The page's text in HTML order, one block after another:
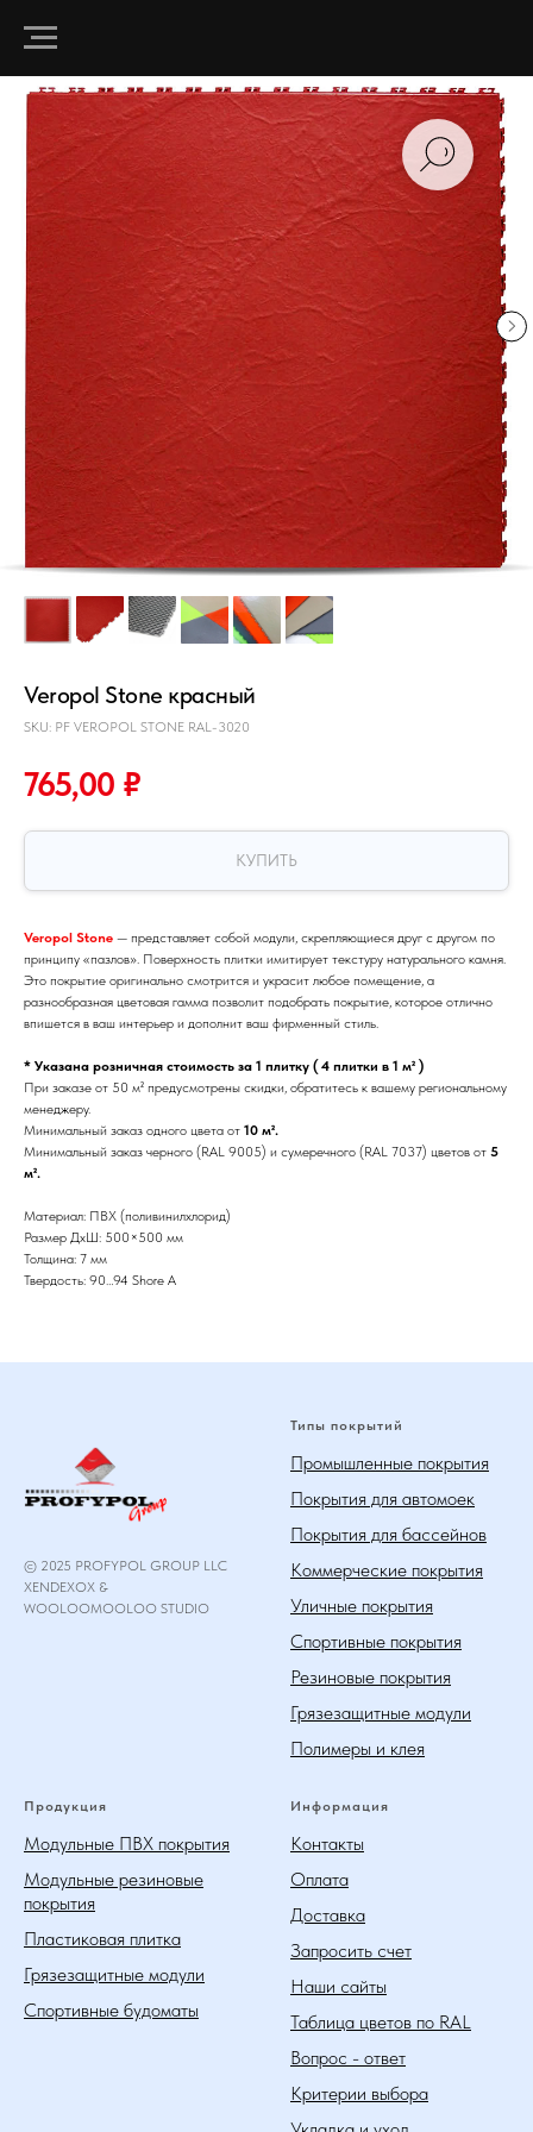
Veropol Stone красный
SKU: PF VEROPOL STONE RAL-3020
765,00 ₽
КУПИТЬ
Veropol Stone — представляет собой модули, скрепляющиеся друг с другом по
принципу «пазлов». Поверхность плитки имитирует текстуру натурального камня.
Это покрытие оригинально смотрится и украсит любое помещение, а
разнообразная цветовая гамма позволит подобрать покрытие, которое отлично
впишется в ваш интерьер и дополнит ваш фирменный стиль.
* Указана розничная стоимость за 1 плитку ( 4 плитки в 1 м² )
При заказе от 50 м² предусмотрены скидки, обратитесь к вашему региональному
менеджеру.
Минимальный заказ одного цвета от 10 м².
Минимальный заказ черного (RAL 9005) и сумеречного (RAL 7037) цветов от 5
м².
Материал: ПВХ (поливинилхлорид)
Размер ДхШ: 500×500 мм
Толщина: 7 мм
Твердость: 90…94 Shore A
© 2025 PROFYPOL GROUP LLC
XENDEXOX &
WOOLOOMOOLOO STUDIO
Типы покрытий
Промышленные покрытия
Покрытия для автомоек
Покрытия для бассейнов
Коммерческие покрытия
Уличные покрытия
Спортивные покрытия
Резиновые покрытия
Грязезащитные модули
Полимеры и клея
Продукция
Модульные ПВХ покрытия
Модульные резиновые
покрытия
Пластиковая плитка
Грязезащитные модули
Спортивные будоматы
Информация
Контакты
Оплата
Доставка
Запросить счет
Наши сайты
Таблица цветов по RAL
Вопрос - ответ
Критерии выбора